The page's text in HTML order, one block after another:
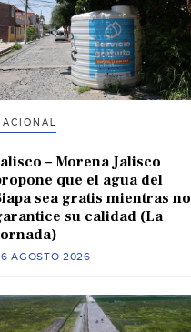
– Morena Jalisco
que el agua del
sea gratis mientras no
su calidad (La
AGOSTO 2026